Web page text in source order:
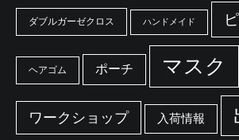
ダブルガーゼクロス ハンドメイド
ヘアゴム ポーチ マスク
ワークショップ 入荷情報